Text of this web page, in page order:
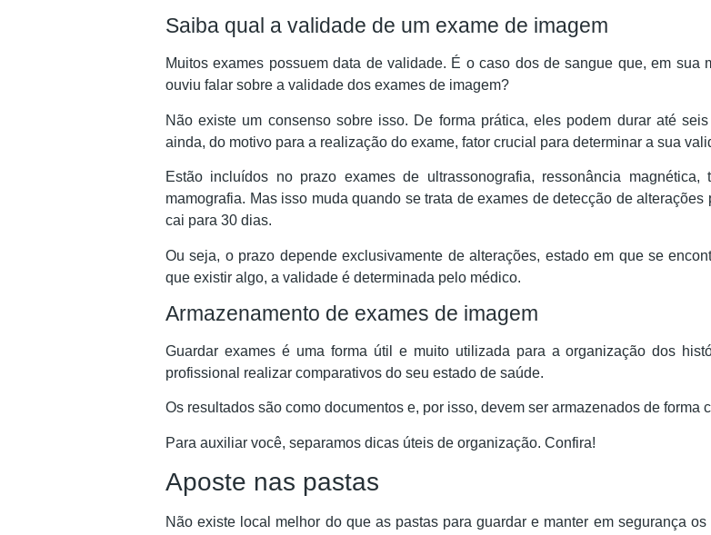
Saiba qual a validade de um exame de imagem
Muitos exames possuem data de validade. É o caso dos de sangue que, em
ouviu falar sobre a validade dos exames de imagem?
Não existe um consenso sobre isso. De forma prática, eles podem durar até
ainda, do motivo para a realização do exame, fator crucial para determinar a sua
Estão incluídos no prazo exames de ultrassonografia, ressonância magnética,
mamografia. Mas isso muda quando se trata de exames de detecção de
cai para 30 dias.
Ou seja, o prazo depende exclusivamente de alterações, estado em que se
que existir algo, a validade é determinada pelo médico.
Armazenamento de exames de imagem
Guardar exames é uma forma útil e muito utilizada para a organização dos
profissional realizar comparativos do seu estado de saúde.
Os resultados são como documentos e, por isso, devem ser armazenados de forma
Para auxiliar você, separamos dicas úteis de organização. Confira!
Aposte nas pastas
Não existe local melhor do que as pastas para guardar e manter em segurança